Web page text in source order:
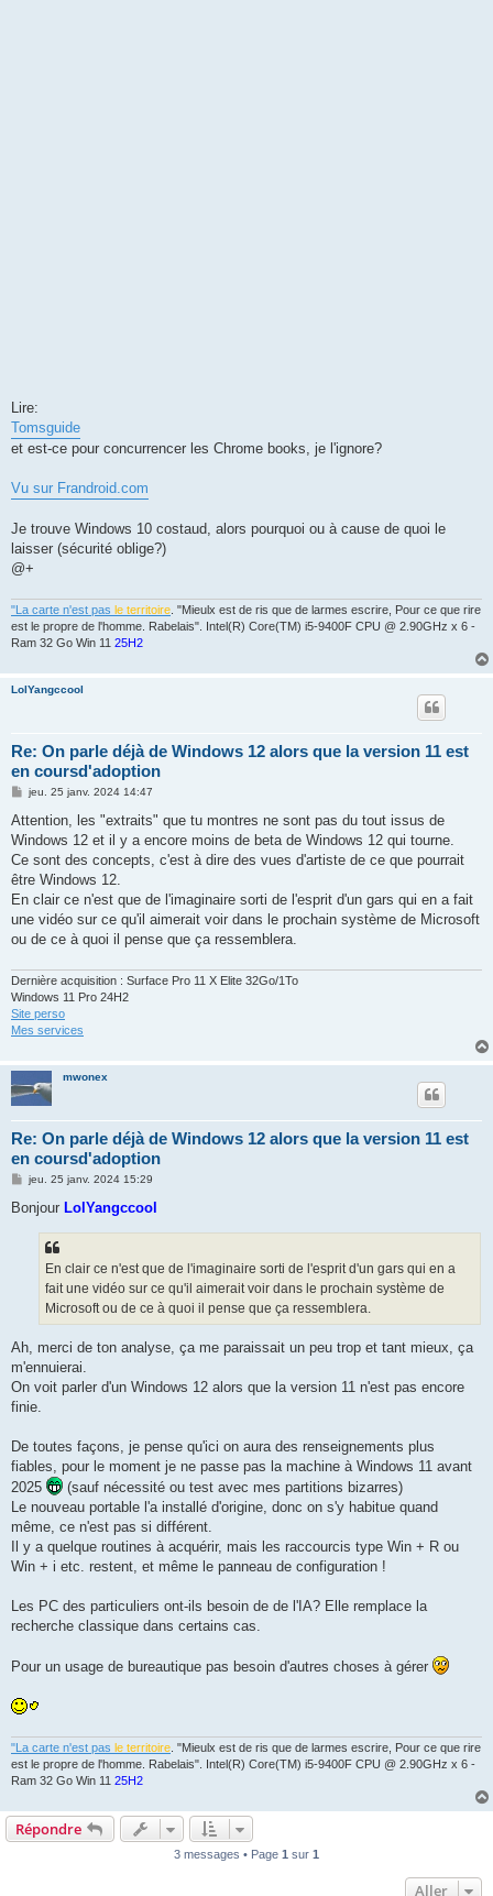
Lire:
Tomsguide
et est-ce pour concurrencer les Chrome books, je l'ignore?
Vu sur Frandroid.com
Je trouve Windows 10 costaud, alors pourquoi ou à cause de quoi le
laisser (sécurité oblige?)
@+
"La carte n'est pas le territoire . "Mieulx est de ris que de larmes escrire, Pour ce que rire
est le propre de l'homme. Rabelais". Intel(R) Core(TM) i5-9400F CPU @ 2.90GHz x 6 -
Ram 32 Go Win 11 25H2
LolYangccool
Re: On parle déjà de Windows 12 alors que la version 11 est
en coursd'adoption
M
s
a
g
jeu. 25 janv. 2024 14:47
Attention, les "extraits" que tu montres ne sont pas du tout issus de
Windows 12 et il y a encore moins de beta de Windows 12 qui tourne.
Ce sont des concepts, c'est à dire des vues d'artiste de ce que pourrait
être Windows 12.
En clair ce n'est que de l'imaginaire sorti de l'esprit d'un gars qui en a fait
une vidéo sur ce qu'il aimerait voir dans le prochain système de Microsoft
ou de ce à quoi il pense que ça ressemblera.
Dernière acquisition : Surface Pro 11 X Elite 32Go/1To
Windows 11 Pro 24H2
Site perso
Mes services
mwonex
Re: On parle déjà de Windows 12 alors que la version 11 est
en coursd'adoption
M
s
jeu. 25 janv. 2024 15:29
Bonjour LolYangccool
En clair ce n'est que de l'imaginaire sorti de l'esprit d'un gars qui en a
fait une vidéo sur ce qu'il aimerait voir dans le prochain système de
Microsoft ou de ce à quoi il pense que ça ressemblera.
Ah, merci de ton analyse, ça me paraissait un peu trop et tant mieux, ça
m'ennuierai.
On voit parler d'un Windows 12 alors que la version 11 n'est pas encore
finie.
De toutes façons, je pense qu'ici on aura des renseignements plus
fiables, pour le moment je ne passe pas la machine à Windows 11 avant
2025
(sauf nécessité ou test avec mes partitions bizarres)
Le nouveau portable l'a installé d'origine, donc on s'y habitue quand
même, ce n'est pas si différent.
Il y a quelque routines à acquérir, mais les raccourcis type Win + R ou
Win + i etc. restent, et même le panneau de configuration !
Les PC des particuliers ont-ils besoin de de l'IA? Elle remplace la
recherche classique dans certains cas.
Pour un usage de bureautique pas besoin d'autres choses à gérer
"La carte n'est pas le territoire . "Mieulx est de ris que de larmes escrire, Pour ce que rire
est le propre de l'homme. Rabelais". Intel(R) Core(TM) i5-9400F CPU @ 2.90GHz x 6 -
Ram 32 Go Win 11 25H2
Répondre
3 messages • Page 1 sur 1
Aller